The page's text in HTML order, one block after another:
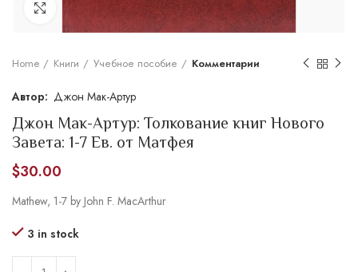
Home Книги Учебное пособие Комментарии
Джон Мак-Артур
Джон Мак-Артур: Толкование книг Нового
Завета: 1-7 Ев. от Матфея
$30.00
Mathew, 1-7 by John F. MacArthur
3 in stock